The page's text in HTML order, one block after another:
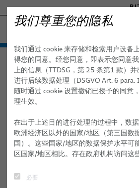
工厂自动化与机械
医疗
海事
交通
通讯与网络
- ENGINEERED SOLUTIONS
SILICONE CABLE SOLUTIONS
产品与服务
电缆
高频线缆
同轴线缆
HPF 扁平线缆线排
真空线缆
半导体技术 产品与服务 服务 信号完
信号完整性理念
我们尊重您的隐私
我们通过 cookie 来存储和检索用户设备
得您的同意。经您同意，即表示您同意
上的信息（TTDSG，第 25 条第1 款）
进行后续数据处理（DSGVO Art. 6 para.
随时通过 cookie 设置撤销已授予的同意
理生效。
在出于上述目的进行处理的过程中，数
欧洲经济区以外的国家/地区（第三国数
国）。这些国家/地区的数据保护水平可
区国家/地区相比。存在政府机构访问这
必要